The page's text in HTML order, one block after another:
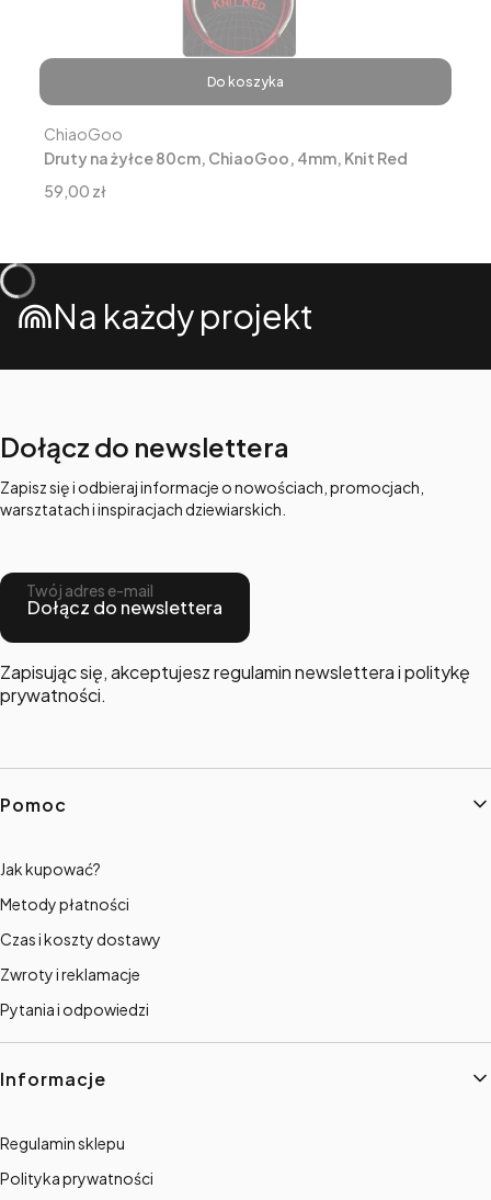
Do koszyka
Druty na żyłce 80cm, ChiaoGoo, 4mm, Knit Red
Producent
ChiaoGoo
Cena
59,00 zł
Na każdy projekt
Dołącz do newslettera
Zapisz się i odbieraj informacje o nowościach, promocjach,
warsztatach i inspiracjach dziewiarskich.
Twój adres e-mail
Dołącz do newslettera
Zapisując się, akceptujesz regulamin newslettera i politykę
prywatności.
Linki w stopce
Pomoc
Jak kupować?
Metody płatności
Czas i koszty dostawy
Zwroty i reklamacje
Pytania i odpowiedzi
Informacje
Regulamin sklepu
Polityka prywatności